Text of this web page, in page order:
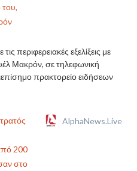
περιφερειακές εξελίξεις με
Μακρόν, σε τηλεφωνική
πρακτορείο ειδήσεων
200
στο
AlphaNews.Live